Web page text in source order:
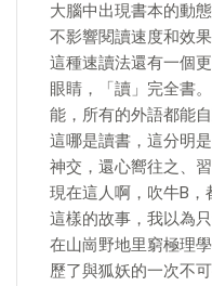
大腦中出現書本的動
不影響閱讀速度和效果
這種速讀法還有一個
眼睛，「讀」完全書
能，所有的外語都能
這哪是讀書，這分明
神交，還心嚮往之、習
現在這人啊，吹牛B，
這樣的故事，我以為
在山崗野地里窮極理
歷了與狐妖的一次不